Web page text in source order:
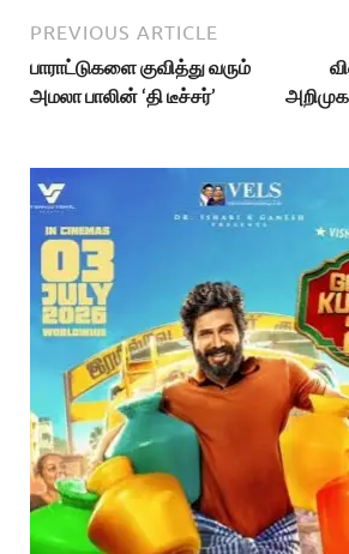
PREVIOUS ARTICLE
பாராட்டுகளை குவித்து வரும்
அமலா பாலின் ‘தி டீச்சர்’